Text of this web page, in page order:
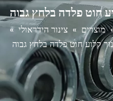
חוט פלדה בלחץ גבוה
מוצרים » צינור הידראולי »
קלוע חוט פלדה בלחץ גבוה